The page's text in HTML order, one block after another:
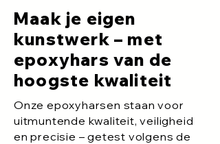
Maak je eigen
kunstwerk – met
epoxyhars van de
hoogste kwaliteit
Onze epoxyharsen staan voor
uitmuntende kwaliteit, veiligheid
en precisie – getest volgens de